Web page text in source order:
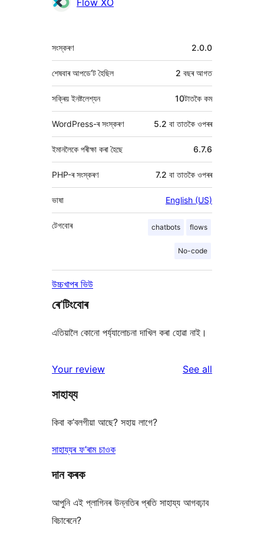
Flow XO
মেটা 2.0.0
সংস্কৰণ
2 বছৰআগত
শেষবাৰ আপডে’ট হৈছিল
সক্ৰিয় ইনষ্টলেশ্যন 10টাতকৈ কম
WordPress-ৰ সংস্কৰণ 5.2 বা তাতকৈ ওপৰৰ
ইমানলৈকে পৰীক্ষা কৰা হৈছে 6.7.6
PHP-ৰ সংস্কৰণ 7.2 বা তাতকৈ ওপৰৰ
ভাষা English (US)
chatbots flows
No-code
টেগবোৰ
উচ্চখাপৰ ভিউ
ৰে’টিংবোৰ
এতিয়ালৈ কোনো পৰ্য্যালোচনা দাখিল কৰা হোৱা নাই।
Your review See all
সাহায্য
কিবা ক’বলগীয়া আছে? সহায় লাগে?
সাহায্যৰ ফ’ৰাম চাওক
দান কৰক
আপুনি এই প্লাগিনৰ উন্নতিৰ প্ৰতি সাহায্য আগবঢ়াব
বিচাৰেনে?